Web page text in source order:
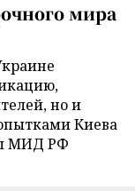
мира
но и
Киева
МИД РФ